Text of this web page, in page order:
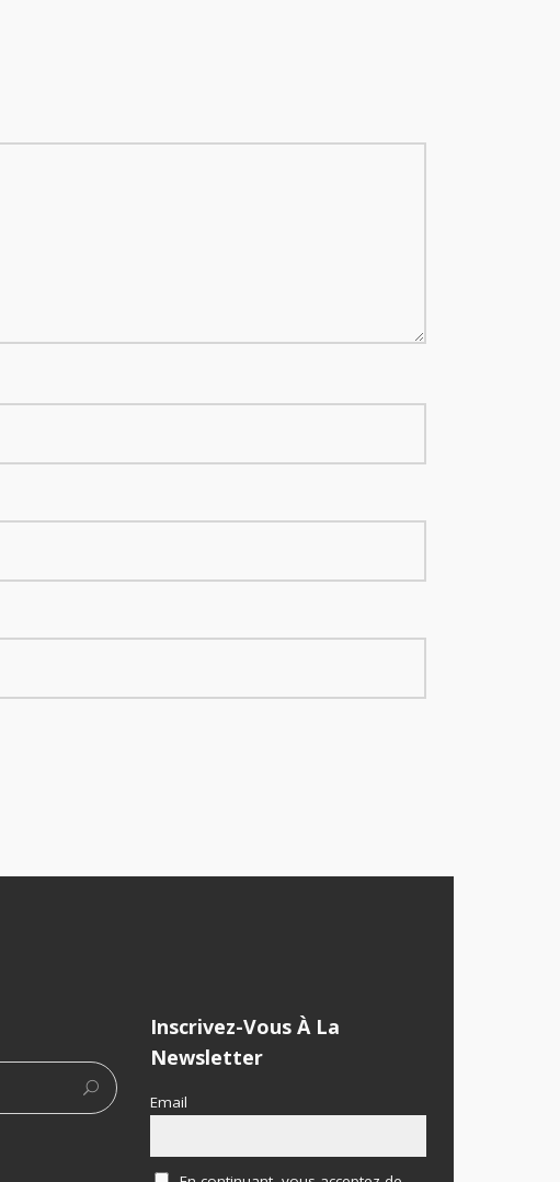
Inscrivez-Vous À La
Newsletter
Email